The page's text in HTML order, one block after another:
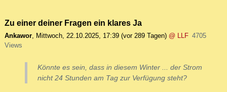
Zu einer deiner Fragen ein klares Ja
Ankawor, Mittwoch, 22.10.2025, 17:39 (vor 289 Tagen) @ LLF 4705
Views
Könnte es sein, dass in diesem Winter ... der Strom
nicht 24 Stunden am Tag zur Verfügung steht?